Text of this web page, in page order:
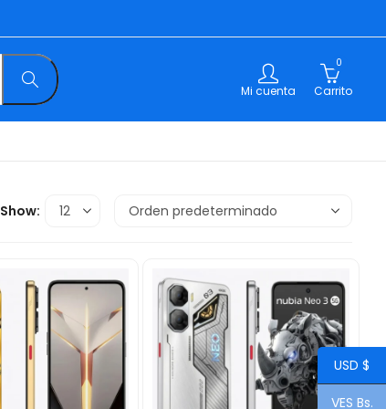
Mi cuenta
0
Carrito
Show:
USD $
VES Bs.